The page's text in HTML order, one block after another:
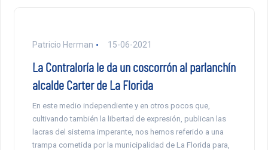
Patricio Herman 15-06-2021
La Contraloría le da un coscorrón al parlanchín
alcalde Carter de La Florida
En este medio independiente y en otros pocos que,
cultivando también la libertad de expresión, publican las
lacras del sistema imperante, nos hemos referido a una
trampa cometida por la municipalidad de La Florida para,